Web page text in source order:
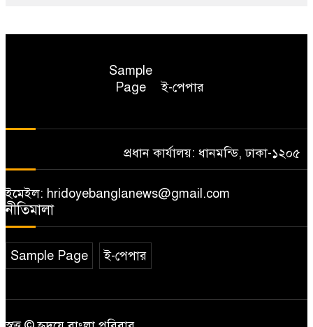
Sample
Page
ই-পেপার
প্রধান কার্যালয়: ধানমন্ডি, ঢাকা-১২০৫
ইমেইল: hridoyebanglanews@gmail.com
নীতিমালা
Sample Page ই-পেপার